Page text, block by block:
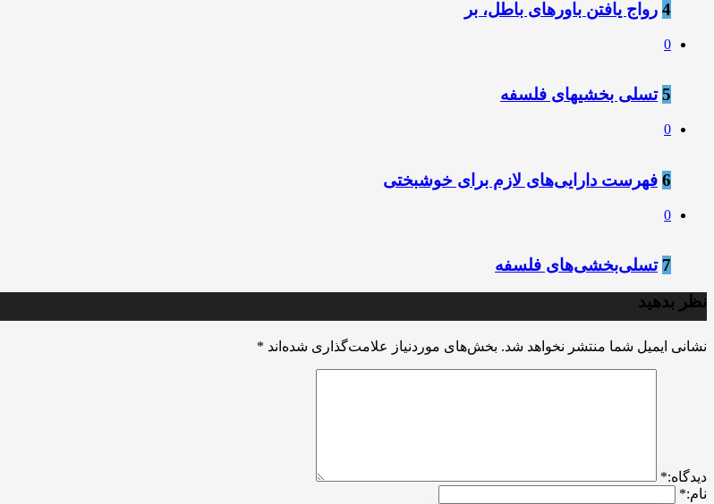
4 رواج یافتن باورهای باطل، بر
0
5 تسلی بخشیهای فلسفه
0
6 فهرست دارایی‌های لازم برای خوشبختی
0
7 تسلی‌بخشی‌های فلسفه
نظر بدهید
نشانی ایمیل شما منتشر نخواهد شد. بخش‌های موردنیاز علامت‌گذاری شده‌اند *
ديدگاه:*
نام:*